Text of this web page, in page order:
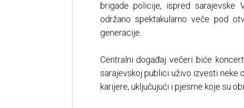
brigade policije, ispred
održano spektakularno veče pod
generacije.
Centralni događaj večeri biće
sarajevskoj publici uživo izvesti neke
karijere, uključujući i pjesme koje su